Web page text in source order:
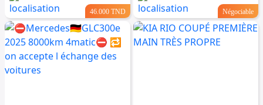
46.000 TND Négociable